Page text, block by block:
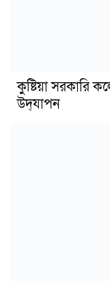
কুষ্টিয়া সরকারি
উদ্‌যাপন